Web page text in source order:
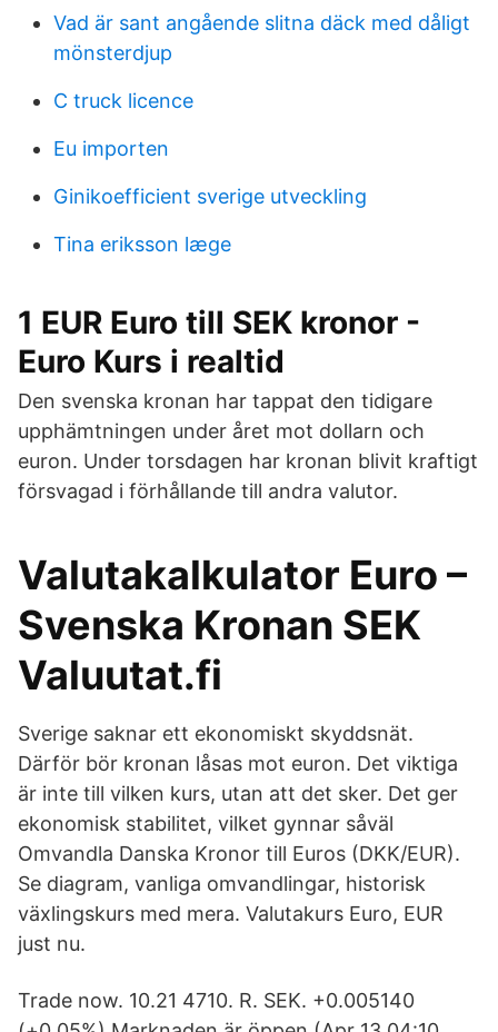
Vad är sant angående slitna däck med dåligt
mönsterdjup
C truck licence
Eu importen
Ginikoefficient sverige utveckling
Tina eriksson læge
1 EUR Euro till SEK kronor -
Euro Kurs i realtid
Den svenska kronan har tappat den tidigare
upphämtningen under året mot dollarn och
euron. Under torsdagen har kronan blivit kraftigt
försvagad i förhållande till andra valutor.
Valutakalkulator Euro –
Svenska Kronan SEK
Valuutat.fi
Sverige saknar ett ekonomiskt skyddsnät.
Därför bör kronan låsas mot euron. Det viktiga
är inte till vilken kurs, utan att det sker. Det ger
ekonomisk stabilitet, vilket gynnar såväl
Omvandla Danska Kronor till Euros (DKK/EUR).
Se diagram, vanliga omvandlingar, historisk
växlingskurs med mera. Valutakurs Euro, EUR
just nu.
Trade now. 10.21 4710. R. SEK. +0.005140